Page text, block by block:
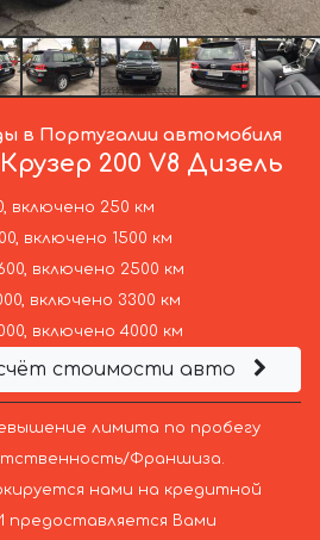
в Португалии автомобиля
200 V8 Дизель
включено 250 км
включено 1500 км
включено 2500 км
включено 3300 км
включено 4000 км
стоимости авто
лимита по пробегу
Франшиза.
нами на кредитной
предоставляется Вами